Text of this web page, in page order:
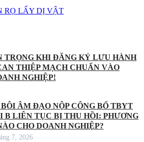
RỌ LẤY DỊ VẬT
TRỌNG KHI ĐĂNG KÝ LƯU HÀNH
THIỆP MẠCH CHUẨN VÀO
NGHIỆP!
ÂM ĐẠO NỘP CÔNG BỐ TBYT
B LIÊN TỤC BỊ THU HỒI: PHƯƠNG
CHO DOANH NGHIỆP?
7, 2026